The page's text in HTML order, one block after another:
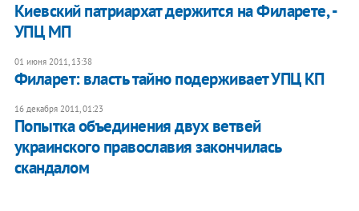
Киевский патриархат держится на Филарете, -
УПЦ МП
01 июня 2011, 13:38
Филарет: власть тайно подерживает УПЦ КП
16 декабря 2011, 01:23
​Попытка объединения двух ветвей
украинского православия закончилась
скандалом